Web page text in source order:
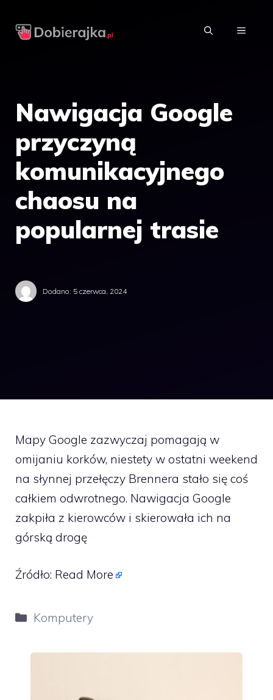
MENU
Nawigacja Google
przyczyną
komunikacyjnego
chaosu na
popularnej trasie
Dodano: 5 czerwca, 2024
Mapy Google zazwyczaj pomagają w
omijaniu korków, niestety w ostatni weekend
na słynnej przełęczy Brennera stało się coś
całkiem odwrotnego. Nawigacja Google
zakpiła z kierowców i skierowała ich na
górską drogę
Źródło: Read More
Kategorie
Komputery